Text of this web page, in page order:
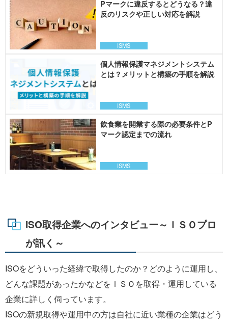
ISMS
Pマークに違反するとどうなる？違
反のリスクや正しい対応を解説
ISMS
個人情報保護マネジメントシステム
とは？メリットと構築の手順を解説
ISMS
飲食業を開業する際の必要条件とP
マーク認定までの流れ
ISO取得企業へのインタビュー～ＩＳＯプロ
が訊く～
ISOをどういった経緯で取得したのか？どのように運用し、
どんな課題があったかなどをＩＳＯを取得・運用している
企業に詳しく伺っています。
ISOの新規取得や運用中の方は自社に近い業種の企業はどう